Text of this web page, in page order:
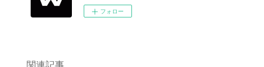
フォロー
関連記事